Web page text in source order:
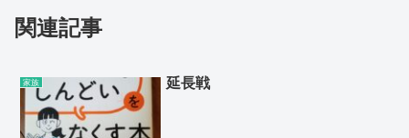
関連記事
家族 延長戦